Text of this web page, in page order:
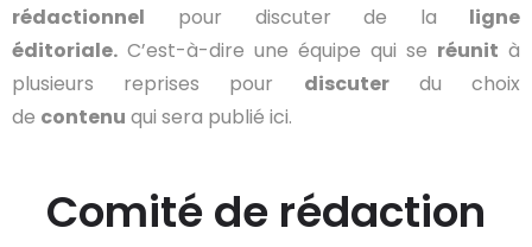
rédactionnel pour discuter de la ligne
éditoriale. C’est-à-dire une équipe qui se réunit à
plusieurs reprises pour discuterdu choix
de contenu qui sera publié ici.
Comité de rédaction